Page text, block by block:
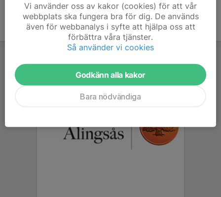
Vi använder oss av kakor (cookies) för att vår
webbplats ska fungera bra för dig. De används
även för webbanalys i syfte att hjälpa oss att
förbättra våra tjänster.
Så använder vi cookies
Godkänn alla kakor
Bara nödvändiga